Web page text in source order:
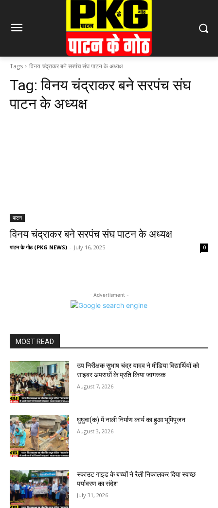
Tags विनय चंद्राकर बने सरपंच संघ पाटन के अध्यक्ष
Tag:विनय चंद्राकर बने सरपंच संघ
पाटन के अध्यक्ष
पाटन
विनय चंद्राकर बने सरपंच संघ पाटन के अध्यक्ष
पाटन के गोठ (PKG NEWS) - July 16, 2025 0
- Advertisment -
MOST READ
उप निरीक्षक सुभाष चंद्र यादव ने मीडिया विद्यार्थियों को
साइबर अपराधों के प्रति किया जागरूक
August 7, 2026
घुघुवा(क) में नाली निर्माण कार्य का हुआ भूमिपूजन
August 3, 2026
स्काउट गाइड के बच्चों ने रैली निकालकर दिया स्वच्छ
पर्यावरण का संदेश
July 31, 2026